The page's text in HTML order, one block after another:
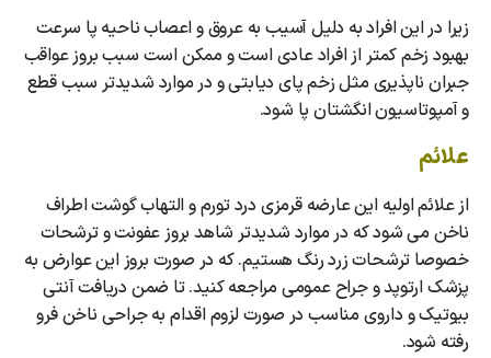
زیرا در این افراد به دلیل آسیب به عروق و اعصاب ناحیه پا سرعت
بهبود زخم کمتر از افراد عادی است و ممکن است سبب بروز عواقب
جبران ناپذیری مثل زخم پای دیابتی و در موارد شدیدتر سبب قطع
و آمپوتاسیون انگشتان پا شود.
علائم
از علائم اولیه این عارضه قرمزی درد تورم و التهاب گوشت اطراف
ناخن می شود که در موارد شدیدتر شاهد بروز عفونت و ترشحات
خصوصا ترشحات زرد رنگ هستیم. که در صورت بروز این عوارض به
پزشک ارتوپد و جراح عمومی مراجعه کنید. تا ضمن دریافت آنتی
بیوتیک و داروی مناسب در صورت لزوم اقدام به جراحی ناخن فرو
رفته شود.